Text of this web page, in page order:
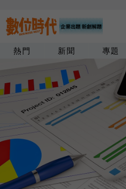
熱門 新聞 專題